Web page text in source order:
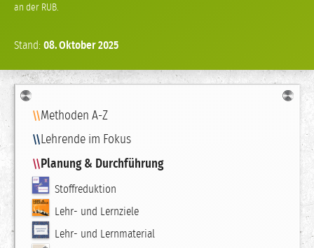
an der RUB.
Stand: 08.Oktober2025
Navigation
Methoden A-Z
Lehrende im Fokus
Planung & Durchführung
Stoffreduktion
Lehr- und Lernziele
Lehr- und Lernmaterial